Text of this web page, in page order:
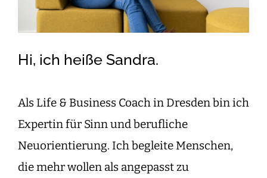
Hi, ich heiße Sandra.
Als Life & Business Coach in Dresden bin ich
Expertin für Sinn und berufliche
Neuorientierung. Ich begleite Menschen,
die mehr wollen als angepasst zu